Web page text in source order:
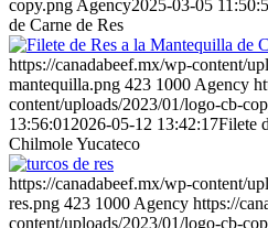
copy.png Agency2025-03-05
de Carne de Res
https://canadabeef.mx/wp-content/
mantequilla.png 423 1000 Agency
content/uploads/2023/01/logo-cb-
13:56:01 2026-05-12 13:42:17Filete
Chilmole Yucateco
https://canadabeef.mx/wp-content/
res.png 423 1000 Agency https://
content/uploads/2023/01/logo-cb-